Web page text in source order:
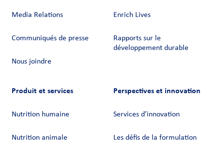
Philippines
Media Relations
Communiqués de presse
Nous joindre
Enrich Lives
Rapports sur le
développement durable
Produit et services
Nutrition humaine
Nutrition animale
Perspectives et innovation
Services d’innovation
Les défis de la formulation